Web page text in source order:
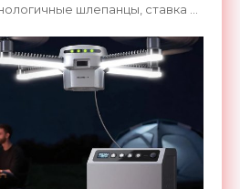
шлепанцы, ставка в